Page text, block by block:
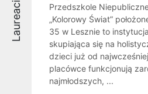
Laureaci
Przedszkole
„Kolorowy Świat”
35 w Lesznie to
skupiająca się na
dzieci już od
placówce funkcjonują
najmłodszych, ...